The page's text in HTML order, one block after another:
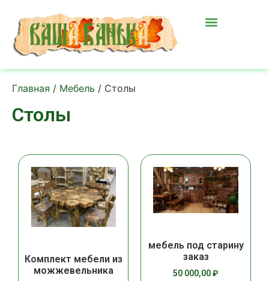
Главная / Мебель / Столы
Столы
Комплект мебели из
можжевельника
мебель под старину
заказ
50 000,00₽